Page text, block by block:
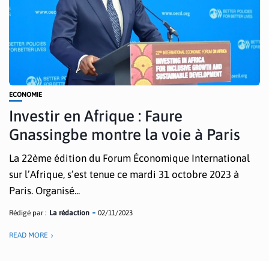
ECONOMIE
Investir en Afrique : Faure
Gnassingbe montre la voie à Paris
La 22ème édition du Forum Économique International
sur l’Afrique, s’est tenue ce mardi 31 octobre 2023 à
Paris. Organisé...
Rédigé par : La rédaction 02/11/2023
READ MORE